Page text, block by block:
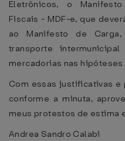
Eletrônicos, o
Fiscais - MDF-e, que
ao Manifesto de
transporte
mercadorias nas
Com essas justificativas
conforme a minuta,
meus protestos de estima
Andrea Sandro Calabi